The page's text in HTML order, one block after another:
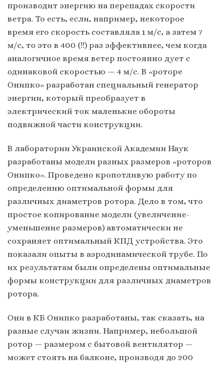
производит энергию на перепадах скорости
ветра. То есть, если, например, некоторое
время его скорость составляла 1 м/с, а затем 7
м/с, то это в 400 (!!) раз эффективнее, чем когда
аналогичное время ветер постоянно дует с
одинаковой скоростью — 4 м/с. В «роторе
Онипко» разработан специальный генератор
энергии, который преобразует в
электрический ток маленькие обороты
подвижной части конструкции.
В лаборатории Украинской Академии Наук
разработаны модели разных размеров «роторов
Онипко». Проведено кропотливую работу по
определению оптимальной формы для
различных диаметров ротора. Дело в том, что
простое копирование модели (увеличение-
уменьшение размеров) автоматически не
сохраняет оптимальный КПД устройства. Это
показали опыты в аэродинамической трубе. По
их результатам были определены оптимальные
формы конструкции для различных диаметров
ротора.
Они в КБ Онипко разработаны, так сказать, на
разные случаи жизни. Например, небольшой
ротор — размером с бытовой вентилятор —
может стоять на балконе, производя до 200